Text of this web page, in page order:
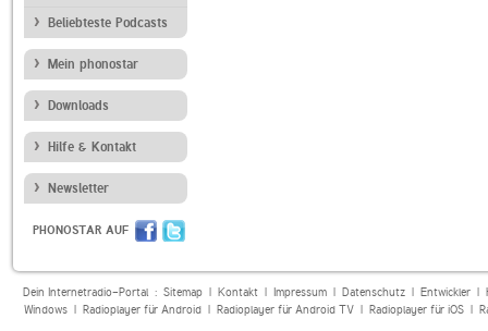
Beliebteste Podcasts
Mein phonostar
Downloads
Hilfe & Kontakt
Newsletter
PHONOSTAR AUF
Dein Internetradio-Portal : Sitemap| Kontakt| Impressum| Datenschutz| Entwickler|
Windows| Radioplayer für Android| Radioplayer für Android TV| Radioplayer für iOS|